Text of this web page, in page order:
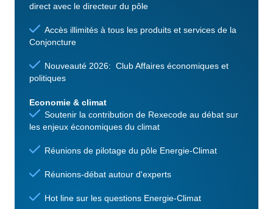
direct avec le directeur du pôle
Accès illimités à tous les produits et services de la
Conjoncture
Nouveauté 2026: Club Affaires économiques et
politiques
Economie & climat
Soutenir la contribution de Rexecode au débat sur
les enjeux économiques du climat
Réunions de pilotage du pôle Energie-Climat
Réunions-débat autour d'experts
Hot line sur les questions Energie-Climat